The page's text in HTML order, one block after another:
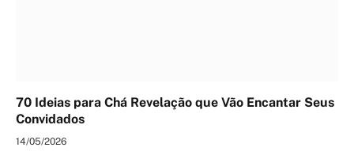
70 Ideias para Chá Revelação que Vão Encantar Seus
Convidados
14/05/2026